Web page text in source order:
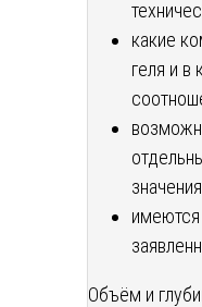
какие
геля и в
Объём и